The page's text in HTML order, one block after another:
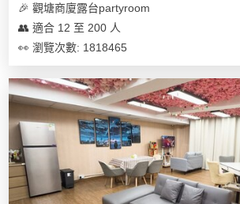
色
蛋
糕
花
束
及
花
藝
禮
品
朋
友
聚
會
慶
祝
生
日
拍
略
活
動
攻
略
員
計
劃
會
員
社
🎉 觀塘商廈露台partyroom
👥 適合 12 至 200 人
👀 瀏覽次數: 1818465